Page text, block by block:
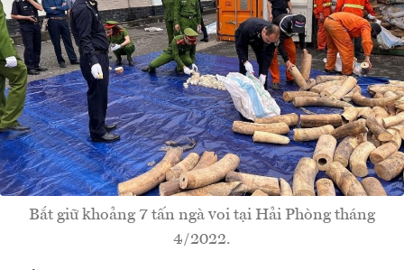
Bắt giữ khoảng 7 tấn ngà voi tại Hải Phòng tháng
4/2022.